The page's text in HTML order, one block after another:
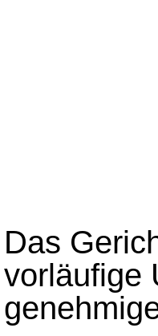
Das
vorläufige